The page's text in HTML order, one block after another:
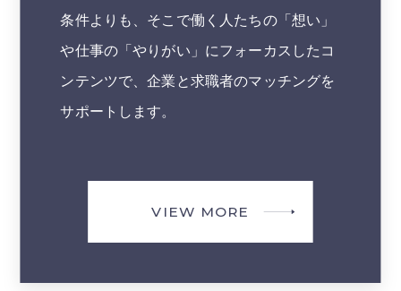
条件よりも、そこで働く人たちの「想い」
や仕事の「やりがい」にフォーカスしたコ
ンテンツで、企業と求職者のマッチングを
サポートします。
VIEW MORE